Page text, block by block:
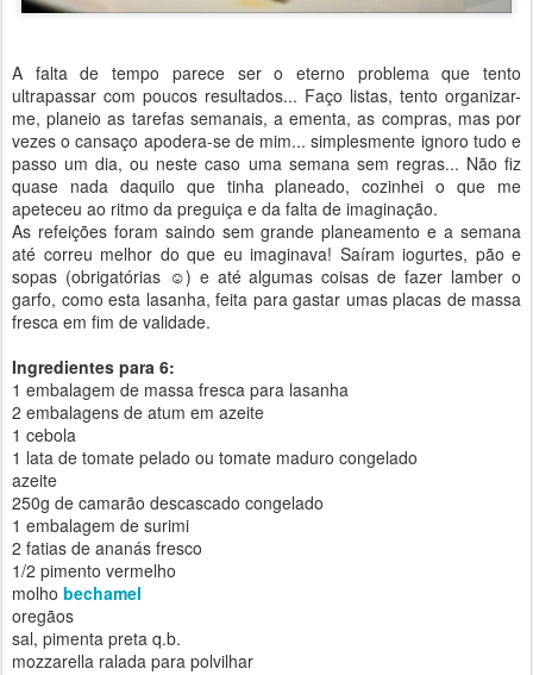
A falta de tempo parece ser o eterno problema que tento
ultrapassar com poucos resultados... Faço listas, tento organizar-
me, planeio as tarefas semanais, a ementa, as compras, mas por
vezes o cansaço apodera-se de mim... simplesmente ignoro tudo e
passo um dia, ou neste caso uma semana sem regras... Não fiz
quase nada daquilo que tinha planeado, cozinhei o que me
apeteceu ao ritmo da preguiça e da falta de imaginação.
As refeições foram saindo sem grande planeamento e a semana
até correu melhor do que eu imaginava! Saíram iogurtes, pão e
sopas (obrigatórias ☺) e até algumas coisas de fazer lamber o
garfo, como esta lasanha, feita para gastar umas placas de massa
fresca em fim de validade.
Ingredientes para 6:
1 embalagem de massa fresca para lasanha
2 embalagens de atum em azeite
1 cebola
1 lata de tomate pelado ou tomate maduro congelado
azeite
250g de camarão descascado congelado
1 embalagem de surimi
2 fatias de ananás fresco
1/2 pimento vermelho
molho bechamel
oregãos
sal, pimenta preta q.b.
mozzarella ralada para polvilhar